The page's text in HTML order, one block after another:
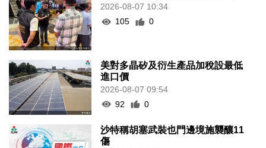
2026-08-07 10:34
105
0
美對多晶矽及衍生產品加稅設最低
進口價
2026-08-07 09:54
92
0
沙特稱胡塞武裝也門邊境施襲釀11
傷